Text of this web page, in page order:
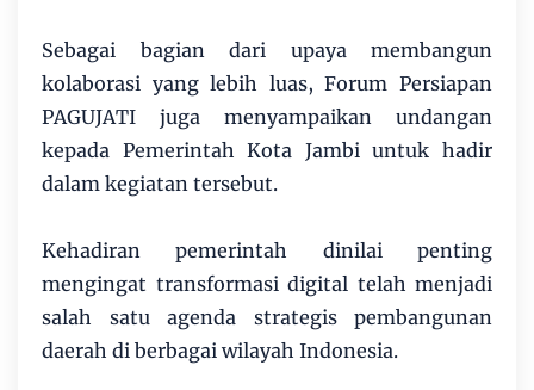
Sebagai bagian dari upaya membangun
kolaborasi yang lebih luas, Forum Persiapan
PAGUJATI juga menyampaikan undangan
kepada Pemerintah Kota Jambi untuk hadir
dalam kegiatan tersebut.
Kehadiran pemerintah dinilai penting
mengingat transformasi digital telah menjadi
salah satu agenda strategis pembangunan
daerah di berbagai wilayah Indonesia.